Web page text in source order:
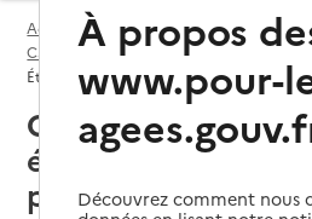
Accueil Espace annuaire
EHPA
Cantal (15)
Établissement d'hébergement pour
Cantal (15) : liste
établissements
pour personnes
À propos
www.pour-
Découvrez comment nous